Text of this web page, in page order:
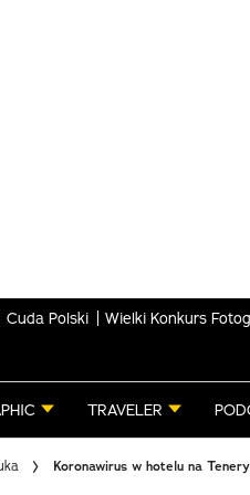
Cuda Polski Wielki Konkurs
TRAVELER
Koronawirus w hotelu na